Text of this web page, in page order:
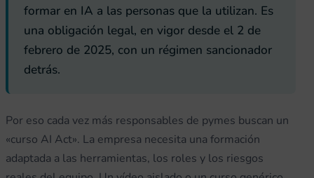
formar en IA a las personas que la utilizan. Es
una obligación legal, en vigor desde el 2 de
febrero de 2025, con un régimen sancionador
detrás.
Por eso cada vez más responsables de pymes buscan un
«curso AI Act». La empresa necesita una formación
adaptada a las herramientas, los roles y los riesgos